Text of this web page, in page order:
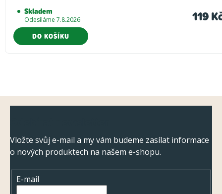
Skladem
Odesíláme 7.8.2026 119
DO KOŠÍKU
Vložte svůj e-mail a my vám budeme zasílat informace
o nových produktech na našem e-shopu.
E-mail